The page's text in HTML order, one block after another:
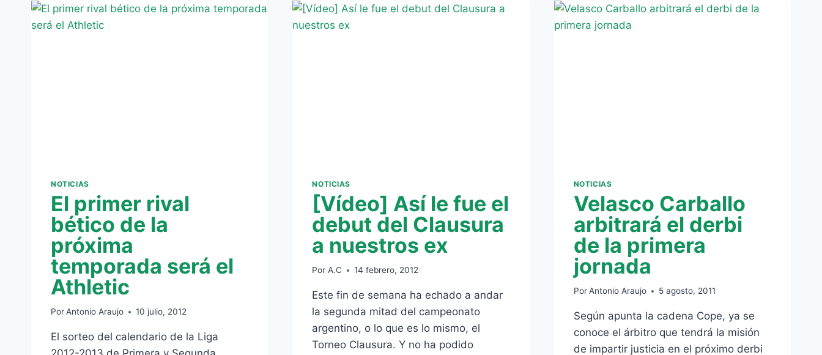
(5-
2)
DE
DEL
EMPATE
NOTICIAS
El primer rival
bético de la
próxima
temporada será el
Athletic
PorAntonio Araujo 10 julio, 2012
El sorteo del calendario de la Liga
NOTICIAS
[Vídeo] Así le fue el
debut del Clausura
a nuestros ex
Por A.C 14 febrero, 2012
Este fin de semana ha echado a andar
la segunda mitad del campeonato
argentino, o lo que es lo mismo, el
Torneo Clausura. Y no ha podido
NOTICIAS
Velasco Carballo
arbitrará el derbi
de la primera
jornada
Por Antonio Araujo 5 agosto, 2011
Según apunta la cadena Cope, ya se
conoce el árbitro que tendrá la misión
de impartir justicia en el próximo derbi